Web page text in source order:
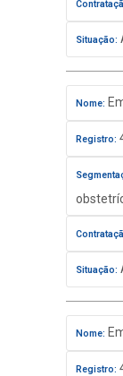
Situação:
Nome:
Registro:
Situação:
Nome:
Registro: